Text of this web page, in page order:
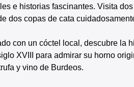
e historias fascinantes. Visita
dos copas de cata
con un cóctel local, descubre la
XVIII para admirar su horno
y vino de Burdeos.